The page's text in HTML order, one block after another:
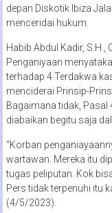
depan Diskotik Ibiza
menceridai hukum.
Habib Abdul Kadir, S.H.,
Penganiyaan
terhadap 4 Terdakwa
menciderai Prinsip-
Bagaimana tidak, Pasal
diabaikan begitu saja
“Korban
wartawan. Mereka itu
tugas peliputan. Kok
Pers tidak terpenuhi itu
(4/5/2023).